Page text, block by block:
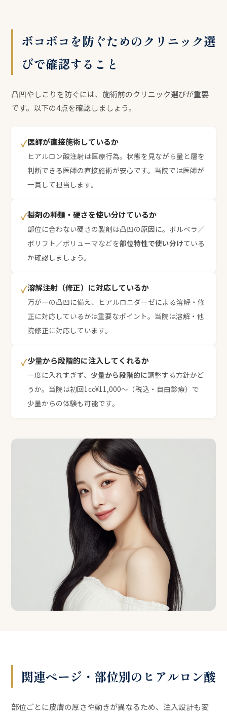
ボコボコを防ぐためのクリニック選
びで確認すること
凸凹やしこりを防ぐには、施術前のクリニック選びが重要
です。以下の4点を確認しましょう。
✓医師が直接施術しているか
ヒアルロン酸注射は医療行為。状態を見ながら量と層を
判断できる医師の直接施術が安心です。当院では医師が
一貫して担当します。
✓製剤の種類・硬さを使い分けているか
部位に合わない硬さの製剤は凸凹の原因に。ボルベラ／
ボリフト／ボリューマなどを部位特性で使い分けている
か確認しましょう。
✓溶解注射（修正）に対応しているか
万が一の凸凹に備え、ヒアルロニダーゼによる溶解・修
正に対応しているかは重要なポイント。当院は溶解・他
院修正に対応しています。
✓少量から段階的に注入してくれるか
一度に入れすぎず、少量から段階的に調整する方針かど
うか。当院は初回1cc¥11,000〜（税込・自由診療）で
少量からの体験も可能です。
関連ページ・部位別のヒアルロン酸
部位ごとに皮膚の厚さや動きが異なるため、注入設計も変